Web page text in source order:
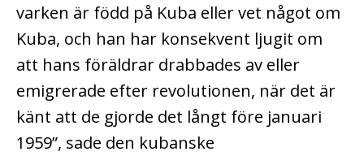
varken är född på Kuba eller vet något om
Kuba, och han har konsekvent ljugit om
att hans föräldrar drabbades av eller
emigrerade efter revolutionen, när det är
känt att de gjorde det långt före januari
1959”, sade den kubanske